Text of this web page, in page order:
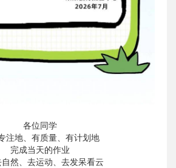
各位同学
注地、有质量、有计划地
完成当天的作业
然、去运动、去发呆看云